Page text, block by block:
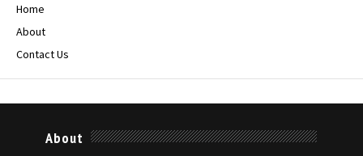
Home
About
Contact Us
About